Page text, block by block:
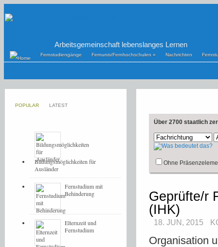
Arbeitsgemeinschaft lebenslanges Lernen
Fernstudiengänge Fernunis/Fernhochschulen » Nachrichten
Über 2700 staatlich
Ohne
Geprüfte/r
(IHK)
18. JUN, 2015
Organisation
POPULAR LATEST
Bildungsmöglichkeiten für
Ausländer
Fernstudium mit
Behinderung
Elternzeit und
Fernstudium